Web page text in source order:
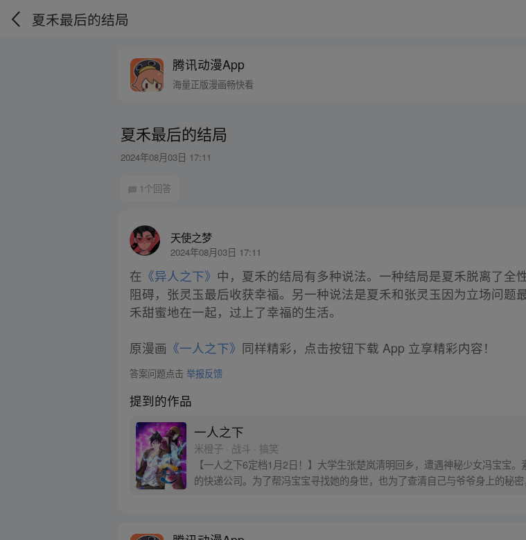
夏禾最后的结局
腾讯动漫App
海量正版漫画畅快看
夏禾最后的结局
2024年08月03日 17:11
1个回答
天使之梦
2024年08月03日 17:11
在 《异人之下》 中，夏禾的结局有多种说法。一种结局是夏禾脱离了全
阻碍，张灵玉最后收获幸福。另一种说法是夏禾和张灵玉因为立场问题
禾甜蜜地在一起，过上了幸福的生活。
原漫画 《一人之下》 同样精彩，点击按钮下载 App 立享精彩内容！
答案问题点击举报反馈
提到的作品
一人之下
米橙子 · 战斗 · 搞笑
【一人之下6定档1月2日！】大学生张楚岚清明回乡，遭遇神秘少女冯宝宝
的快递公司。为了帮冯宝宝寻找她的身世，也为了查清自己与爷爷身上的秘